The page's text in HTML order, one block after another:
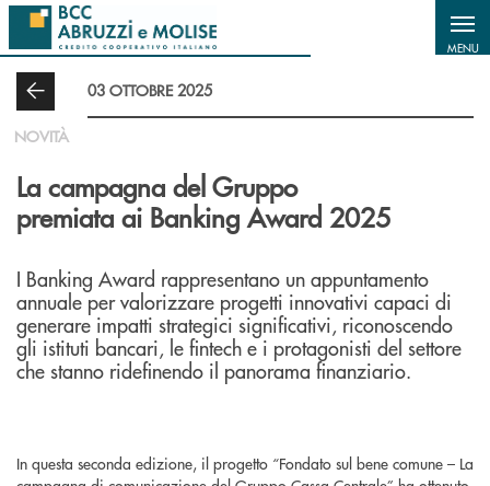
Salta al contenuto principale
MENU
03 OTTOBRE 2025
NOVITÀ
La campagna del Gruppo
premiata ai Banking Award 2025
I Banking Award rappresentano un appuntamento
annuale per valorizzare progetti innovativi capaci di
generare impatti strategici significativi, riconoscendo
gli istituti bancari, le fintech e i protagonisti del settore
che stanno ridefinendo il panorama finanziario.
In questa seconda edizione, il progetto “Fondato sul bene comune – La